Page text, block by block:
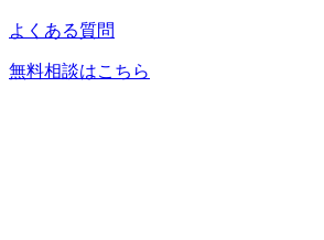
よくある質問
無料相談はこちら